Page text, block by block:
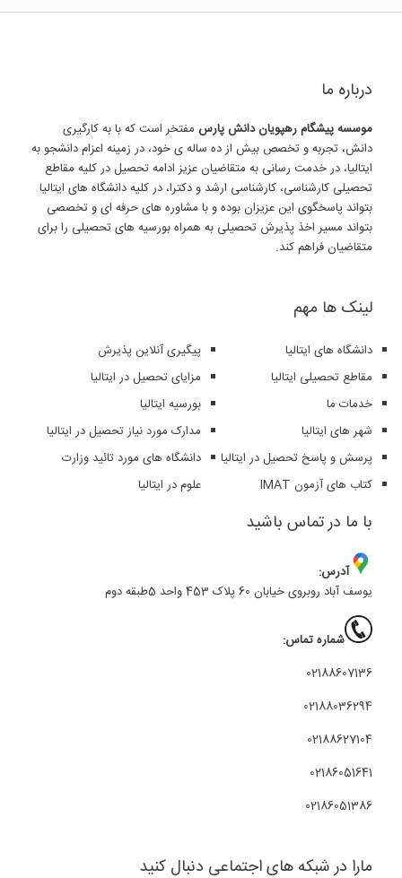
درباره ما
موسسه پیشگام رهپویان دانش پارس مفتخر است که با به کارگیری
دانش، تجربه و تخصص بیش از ده ساله ی خود، در زمینه اعزام دانشجو به
ایتالیا، در خدمت رسانی به متقاضیان عزیز ادامه تحصیل در کلیه مقاطع
تحصیلی کارشناسی، کارشناسی ارشد و دکترا، در کلیه دانشگاه های ایتالیا
بتواند پاسخگوی این عزیزان بوده و با مشاوره های حرفه ای و تخصصی
بتواند مسیر اخذ پذیرش تحصیلی به همراه بورسیه های تحصیلی را برای
متقاضیان فراهم کند.
لینک ها مهم
پیگیری آنلاین پذیرش
مزایای تحصیل در ایتالیا
بورسیه ایتالیا
مدارک مورد نیاز تحصیل در ایتالیا
دانشگاه های مورد تائید وزارت
علوم در ایتالیا
دانشگاه های ایتالیا
مقاطع تحصیلی ایتالیا
خدمات ما
شهر های ایتالیا
پرسش و پاسخ تحصیل در ایتالیا
کتاب های آزمون IMAT
با ما در تماس باشید
آدرس:
یوسف آباد روبروی خیابان 60 پلاک 453 واحد 5طبقه دوم
شماره تماس:
02188607136
02188036294
02188627104
02186051641
02186051386
مارا در شبکه های اجتماعی دنبال کنید